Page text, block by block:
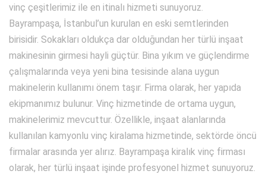
vinç çeşitlerimiz ile en itinalı hizmeti sunuyoruz.
Bayrampaşa, İstanbul’un kurulan en eski semtlerinden
birisidir. Sokakları oldukça dar olduğundan her türlü inşaat
makinesinin girmesi hayli güçtür. Bina yıkım ve güçlendirme
çalışmalarında veya yeni bina tesisinde alana uygun
makinelerin kullanımı önem taşır. Firma olarak, her yapıda
ekipmanımız bulunur. Vinç hizmetinde de ortama uygun,
makinelerimiz mevcuttur. Özellikle, inşaat alanlarında
kullanılan kamyonlu vinç kiralama hizmetinde, sektörde öncü
firmalar arasında yer alırız. Bayrampaşa kiralık vinç firması
olarak, her türlü inşaat işinde profesyonel hizmet sunuyoruz.